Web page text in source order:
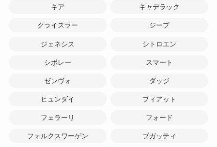
キア キャデラック
クライスラー ジープ
ジェネシス シトロエン
シボレー スマート
ゼンヴォ ダッジ
ヒュンダイ フィアット
フェラーリ フォード
フォルクスワーゲン ブガッティ